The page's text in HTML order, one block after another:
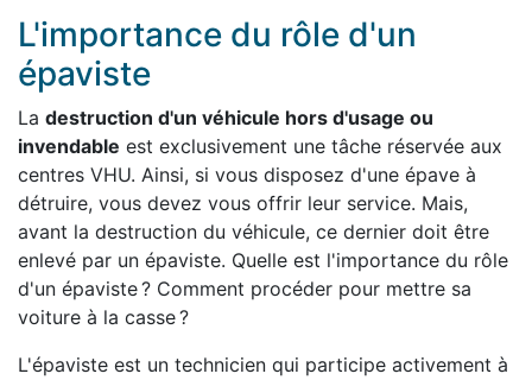
L'importance du rôle d'un
épaviste
La destruction d'un véhicule hors d'usage ou
invendable est exclusivement une tâche réservée aux
centres VHU. Ainsi, si vous disposez d'une épave à
détruire, vous devez vous offrir leur service. Mais,
avant la destruction du véhicule, ce dernier doit être
enlevé par un épaviste. Quelle est l'importance du rôle
d'un épaviste ? Comment procéder pour mettre sa
voiture à la casse ?
L'épaviste est un technicien qui participe activement à